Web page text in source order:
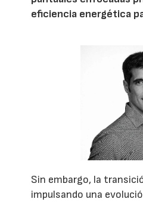
eficiencia energética
Sin embargo, la
impulsando una